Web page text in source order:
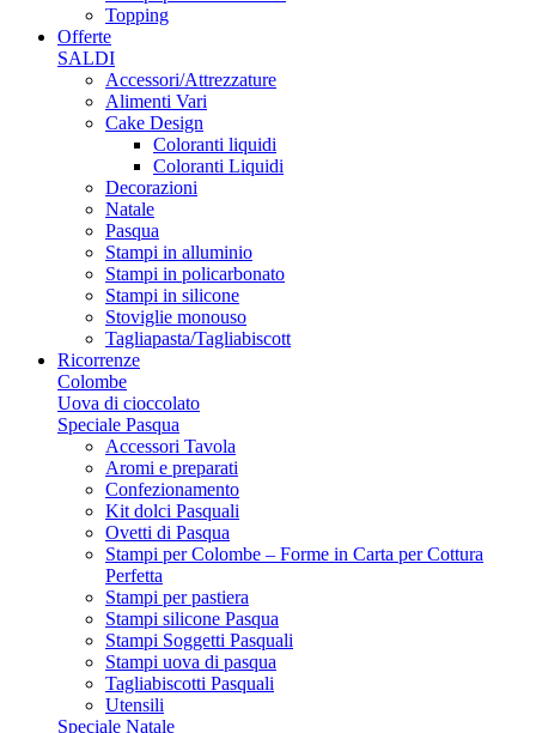
Topping
Offerte
SALDI
Accessori/Attrezzature
Alimenti Vari
Cake Design
Coloranti liquidi
Coloranti Liquidi
Decorazioni
Natale
Pasqua
Stampi in alluminio
Stampi in policarbonato
Stampi in silicone
Stoviglie monouso
Tagliapasta/Tagliabiscott
Ricorrenze
Colombe
Uova di cioccolato
Speciale Pasqua
Accessori Tavola
Aromi e preparati
Confezionamento
Kit dolci Pasquali
Ovetti di Pasqua
Stampi per Colombe – Forme in Carta per Cottura
Perfetta
Stampi per pastiera
Stampi silicone Pasqua
Stampi Soggetti Pasquali
Stampi uova di pasqua
Tagliabiscotti Pasquali
Utensili
Speciale Natale